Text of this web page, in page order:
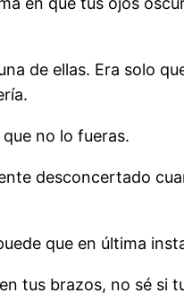
de ellas. Era solo
no lo fueras.
desconcertado
que en última
tus brazos, no sé si